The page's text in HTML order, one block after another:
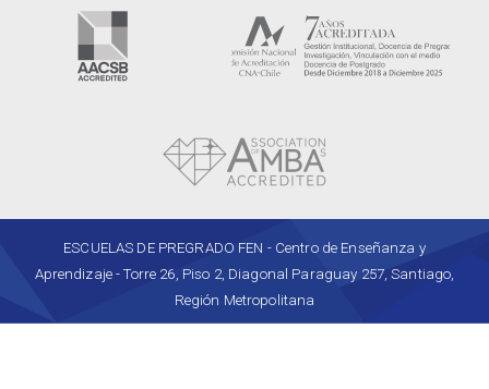
ESCUELAS DE PREGRADO FEN - Centro de Enseñanza y
Aprendizaje - Torre 26, Piso 2, Diagonal Paraguay 257, Santiago,
Región Metropolitana